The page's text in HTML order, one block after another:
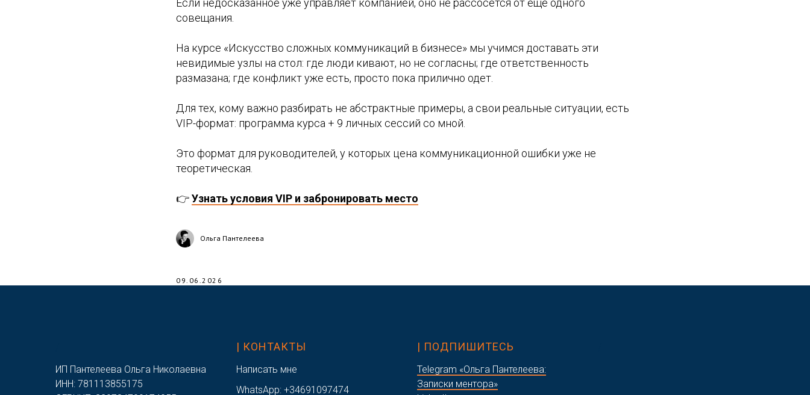
совещания.
На курсе «Искусство сложных коммуникаций в бизнесе» мы учимся доставать эти
невидимые узлы на стол: где люди кивают, но не согласны; где ответственность
размазана; где конфликт уже есть, просто пока прилично одет.
Для тех, кому важно разбирать не абстрактные примеры, а свои реальные ситуации, есть
VIP-формат: программа курса + 9 личных сессий со мной.
Это формат для руководителей, у которых цена коммуникационной ошибки уже не
теоретическая.
👉Узнать условия VIP и забронировать место
Ольга Пантелеева
09.06.2026
ИП Пантелеева Ольга Николаевна
ИНН: 781113855175
| КОНТАКТЫ
Написать мне
WhatsApp: +34691097474
| ПОДПИШИТЕСЬ
Telegram «Ольга Пантелеева:
Записки ментора»